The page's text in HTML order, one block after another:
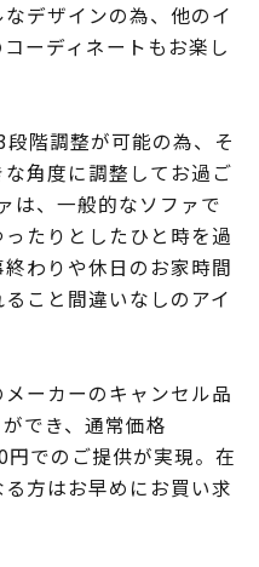
デザインの為、他のイ
ーディネートもお楽し
階調整が可能の為、そ
角度に調整してお過ご
は、一般的なソファで
たりとしたひと時を過
わりや休日のお家時間
こと間違いなしのアイ
ーカーのキャンセル品
でき、通常価格
でのご提供が実現。在
方はお早めにお買い求